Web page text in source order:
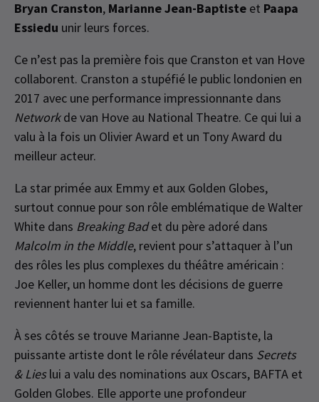
Bryan Cranston, Marianne Jean-Baptiste et Paapa
Essiedu unir leurs forces.
Ce n’est pas la première fois que Cranston et van Hove
collaborent. Cranston a stupéfié le public londonien en
2017 avec une performance impressionnante dans
Networkde van Hove au National Theatre. Ce qui lui a
valu à la fois un Olivier Award et un Tony Award du
meilleur acteur.
La star primée aux Emmy et aux Golden Globes,
surtout connue pour son rôle emblématique de Walter
White dans Breaking Badet du père adoré dans
Malcolm in the Middle, revient pour s’attaquer à l’un
des rôles les plus complexes du théâtre américain :
Joe Keller, un homme dont les décisions de guerre
reviennent hanter lui et sa famille.
À ses côtés se trouve Marianne Jean-Baptiste, la
puissante artiste dont le rôle révélateur dans Secrets
& Lieslui a valu des nominations aux Oscars, BAFTA et
Golden Globes. Elle apporte une profondeur